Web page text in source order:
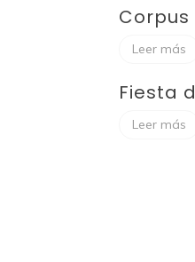
Corpus
Leer más
Fiesta
Leer más